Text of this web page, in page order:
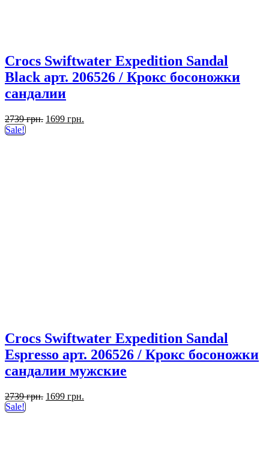
Crocs Swiftwater Expedition Sandal
Black арт. 206526 / Крокс босоножки
сандалии
2739грн. Первоначальная
1699 грн.
Sale!
Crocs Swiftwater Expedition Sandal
Espresso арт. 206526 / Крокс босоножки
сандалии мужские
2739грн. Первоначальная
1699 грн.
Sale!